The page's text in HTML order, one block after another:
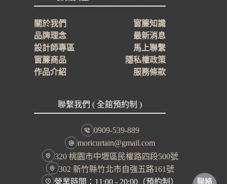
關於我們
品牌理念
設計師專區
窗簾商品
作品介紹
窗簾知識
最新消息
馬上聯繫
隱私權政策
服務條款
聯繫我們 ( 全館預約制 )
0909-539-889
moricurtain@gmail.com
320 桃園市中壢區民權路四段500號
302 新竹縣竹北市自強五路161號
營業時間：11:00 - 20:00（預約制）